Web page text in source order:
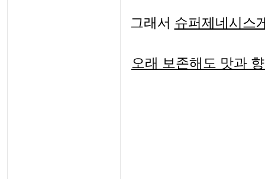
그래서 슈퍼제네시스
오래 보존해도 맛과